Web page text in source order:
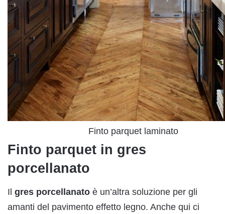
Finto parquet laminato
Finto parquet in gres
porcellanato
Il gres porcellanato è un’altra soluzione per gli
amanti del pavimento effetto legno. Anche qui ci